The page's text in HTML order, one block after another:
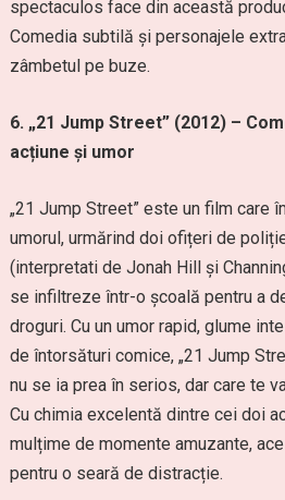
spectaculos face din această
Comedia subtilă și personajele
zâmbetul pe buze.
6. „21 Jump Street” (2012) –
acțiune și umor
„21 Jump Street” este un film care
umorul, urmărind doi ofițeri de
(interpretati de Jonah Hill și
se infiltreze într-o școală pentru a
droguri. Cu un umor rapid, glume
de întorsături comice, „21 Jump
nu se ia prea în serios, dar care te
Cu chimia excelentă dintre cei doi
mulțime de momente amuzante,
pentru o seară de distracție.